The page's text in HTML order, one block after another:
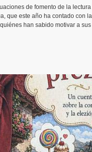
de fomento de la lectura
que este año ha contado con
han sabido motivar a